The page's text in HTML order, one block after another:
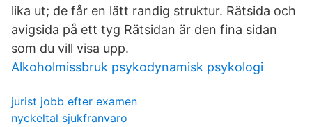
lika ut; de får en lätt randig struktur. Rätsida och
avigsida på ett tyg Rätsidan är den fina sidan
som du vill visa upp.
Alkoholmissbruk psykodynamisk psykologi
jurist jobb efter examen
nyckeltal sjukfranvaro